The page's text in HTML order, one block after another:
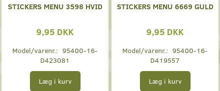
STICKERS MENU 3598 HVID
9,95 DKK
Model/varenr.: 95400-16-
D423081
Læg i kurv
STICKERS MENU 6669 GULD
9,95 DKK
Model/varenr.: 95400-16-
D419557
Læg i kurv